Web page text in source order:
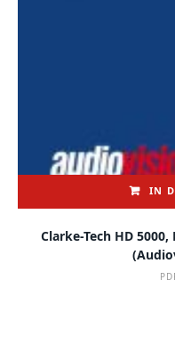
IN
Clarke-Tech HD 5000,